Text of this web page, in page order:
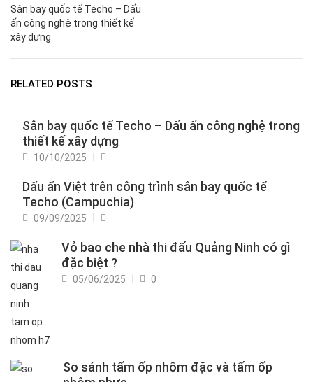
Sân bay quốc tế Techo – Dấu
ấn công nghệ trong thiết kế
xây dựng
RELATED POSTS
Sân bay quốc tế Techo – Dấu ấn công nghệ trong
thiết kế xây dựng
Posted
10/10/2025
Dấu ấn Việt trên công trình sân bay quốc tế
Techo (Campuchia)
Posted
09/09/2025
Vỏ bao che nhà thi đấu Quảng Ninh có gì
đặc biệt ?
Posted
05/06/2025 0
So sánh tấm ốp nhôm đặc và tấm ốp